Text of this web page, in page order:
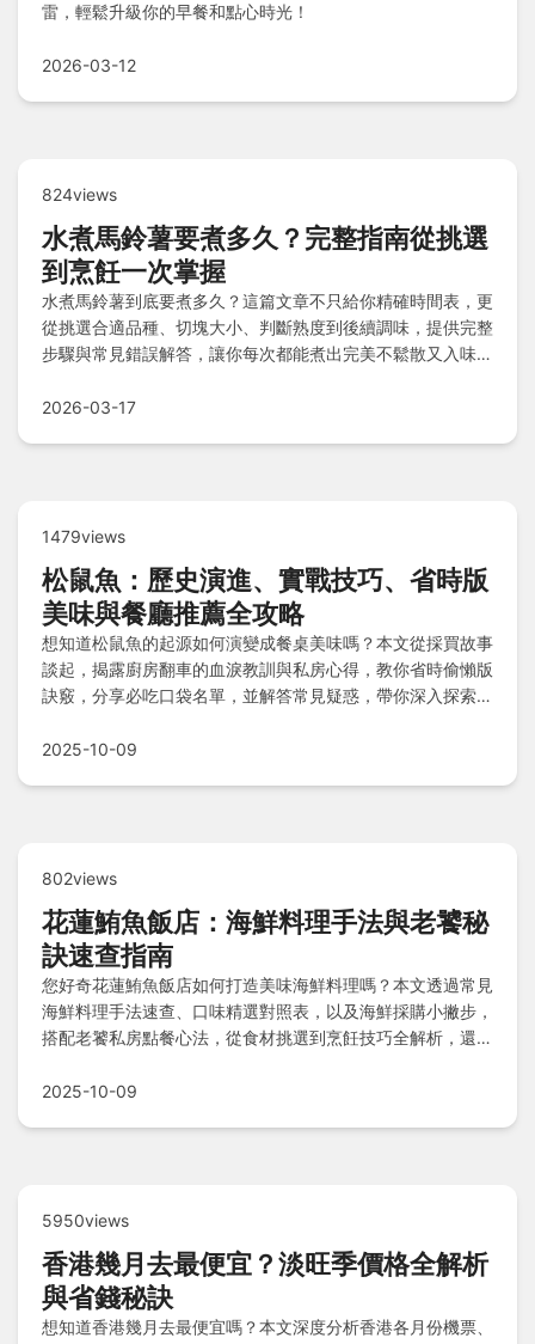
雷，輕鬆升級你的早餐和點心時光！
2026-03-12
824views
水煮馬鈴薯要煮多久？完整指南從挑選
到烹飪一次掌握
水煮馬鈴薯到底要煮多久？這篇文章不只給你精確時間表，更
從挑選合適品種、切塊大小、判斷熟度到後續調味，提供完整
步驟與常見錯誤解答，讓你每次都能煮出完美不鬆散又入味的
2026-03-17
1479views
松鼠魚：歷史演進、實戰技巧、省時版
美味與餐廳推薦全攻略
想知道松鼠魚的起源如何演變成餐桌美味嗎？本文從採買故事
談起，揭露廚房翻車的血淚教訓與私房心得，教你省時偷懶版
訣竅，分享必吃口袋名單，並解答常見疑惑，帶你深入探索這
2025-10-09
802views
花蓮鮪魚飯店：海鮮料理手法與老饕秘
訣速查指南
您好奇花蓮鮪魚飯店如何打造美味海鮮料理嗎？本文透過常見
海鮮料理手法速查、口味精選對照表，以及海鮮採購小撇步，
搭配老饕私房點餐心法，從食材挑選到烹飪技巧全解析，還有
索需求。
2025-10-09
5950views
香港幾月去最便宜？淡旺季價格全解析
與省錢秘訣
想知道香港幾月去最便宜嗎？本文深度分析香港各月份機票、